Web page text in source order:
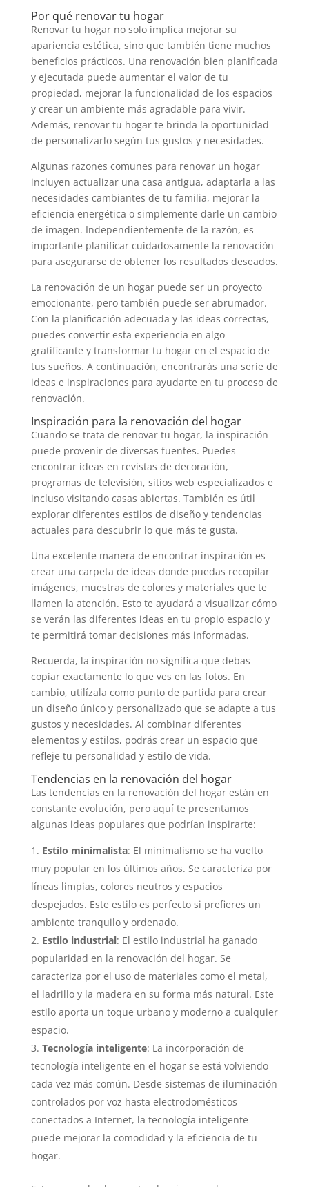
Por qué renovar tu hogar
Renovar tu hogar no solo implica mejorar su
apariencia estética, sino que también tiene muchos
beneficios prácticos. Una renovación bien planificada
y ejecutada puede aumentar el valor de tu
propiedad, mejorar la funcionalidad de los espacios
y crear un ambiente más agradable para vivir.
Además, renovar tu hogar te brinda la oportunidad
de personalizarlo según tus gustos y necesidades.
Algunas razones comunes para renovar un hogar
incluyen actualizar una casa antigua, adaptarla a las
necesidades cambiantes de tu familia, mejorar la
eficiencia energética o simplemente darle un cambio
de imagen. Independientemente de la razón, es
importante planificar cuidadosamente la renovación
para asegurarse de obtener los resultados deseados.
La renovación de un hogar puede ser un proyecto
emocionante, pero también puede ser abrumador.
Con la planificación adecuada y las ideas correctas,
puedes convertir esta experiencia en algo
gratificante y transformar tu hogar en el espacio de
tus sueños. A continuación, encontrarás una serie de
ideas e inspiraciones para ayudarte en tu proceso de
renovación.
Inspiración para la renovación del hogar
Cuando se trata de renovar tu hogar, la inspiración
puede provenir de diversas fuentes. Puedes
encontrar ideas en revistas de decoración,
programas de televisión, sitios web especializados e
incluso visitando casas abiertas. También es útil
explorar diferentes estilos de diseño y tendencias
actuales para descubrir lo que más te gusta.
Una excelente manera de encontrar inspiración es
crear una carpeta de ideas donde puedas recopilar
imágenes, muestras de colores y materiales que te
llamen la atención. Esto te ayudará a visualizar cómo
se verán las diferentes ideas en tu propio espacio y
te permitirá tomar decisiones más informadas.
Recuerda, la inspiración no significa que debas
copiar exactamente lo que ves en las fotos. En
cambio, utilízala como punto de partida para crear
un diseño único y personalizado que se adapte a tus
gustos y necesidades. Al combinar diferentes
elementos y estilos, podrás crear un espacio que
refleje tu personalidad y estilo de vida.
Tendencias en la renovación del hogar
Las tendencias en la renovación del hogar están en
constante evolución, pero aquí te presentamos
algunas ideas populares que podrían inspirarte:
Estilo minimalista: El minimalismo se ha vuelto
muy popular en los últimos años. Se caracteriza por
líneas limpias, colores neutros y espacios
despejados. Este estilo es perfecto si prefieres un
ambiente tranquilo y ordenado.
Estilo industrial: El estilo industrial ha ganado
popularidad en la renovación del hogar. Se
caracteriza por el uso de materiales como el metal,
el ladrillo y la madera en su forma más natural. Este
estilo aporta un toque urbano y moderno a cualquier
espacio.
Tecnología inteligente: La incorporación de
tecnología inteligente en el hogar se está volviendo
cada vez más común. Desde sistemas de iluminación
controlados por voz hasta electrodomésticos
conectados a Internet, la tecnología inteligente
puede mejorar la comodidad y la eficiencia de tu
hogar.